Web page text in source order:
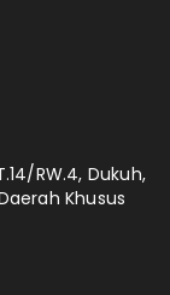
RW.4, Dukuh,
Khusus